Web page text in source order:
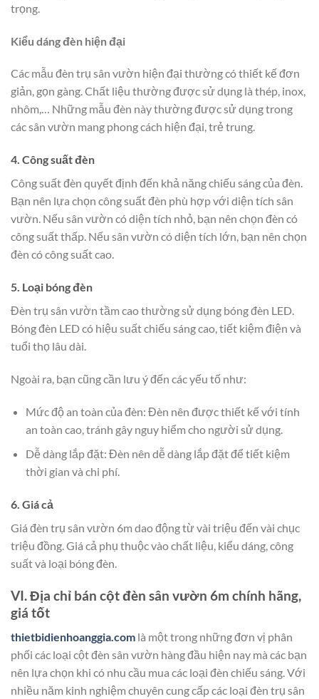
trọng.
Kiểu dáng đèn hiện đại
Các mẫu đèn trụ sân vườn hiện đại thường có thiết kế đơn
giản, gọn gàng. Chất liệu thường được sử dụng là thép, inox,
nhôm,… Những mẫu đèn này thường được sử dụng trong
các sân vườn mang phong cách hiện đại, trẻ trung.
4. Công suất đèn
Công suất đèn quyết định đến khả năng chiếu sáng của đèn.
Bạn nên lựa chọn công suất đèn phù hợp với diện tích sân
vườn. Nếu sân vườn có diện tích nhỏ, bạn nên chọn đèn có
công suất thấp. Nếu sân vườn có diện tích lớn, bạn nên chọn
đèn có công suất cao.
5. Loại bóng đèn
Đèn trụ sân vườn tầm cao thường sử dụng bóng đèn LED.
Bóng đèn LED có hiệu suất chiếu sáng cao, tiết kiệm điện và
tuổi thọ lâu dài.
Ngoài ra, bạn cũng cần lưu ý đến các yếu tố như:
Mức độ an toàn của đèn: Đèn nên được thiết kế với tính
an toàn cao, tránh gây nguy hiểm cho người sử dụng.
Dễ dàng lắp đặt: Đèn nên dễ dàng lắp đặt để tiết kiệm
thời gian và chi phí.
6. Giá cả
Giá đèn trụ sân vườn 6m dao động từ vài triệu đến vài chục
triệu đồng. Giá cả phụ thuộc vào chất liệu, kiểu dáng, công
suất và loại bóng đèn.
VI. Địa chỉ bán cột đèn sân vườn 6m chính hãng,
giá tốt
thietbidienhoanggia.com là một trong những đơn vị phân
phối các loại cột đèn sân vườn hàng đầu hiện nay mà các bạn
nên lựa chọn khi có nhu cầu mua các loại đèn chiếu sáng. Với
nhiều năm kinh nghiệm chuyên cung cấp các loại đèn trụ sân